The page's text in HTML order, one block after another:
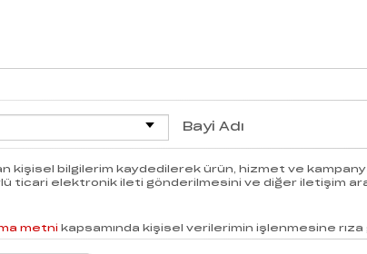
Bayi Adı
kişisel bilgilerim kaydedilerek ürün, hizmet ve
ticari elektronik ileti gönderilmesini ve diğer iletişim
metni kapsamında kişisel verilerimin işlenmesine